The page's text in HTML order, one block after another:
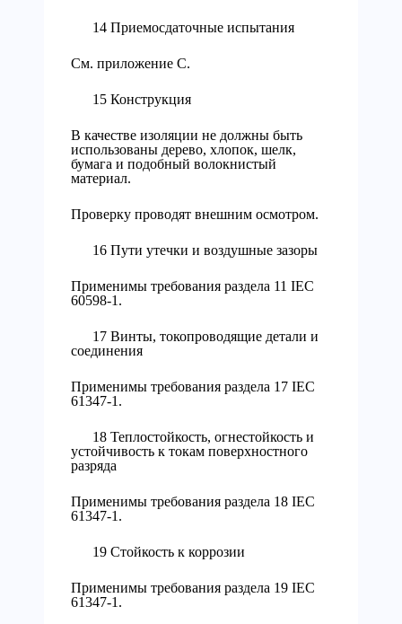
14 Приемосдаточные испытания
См. приложение С.
15 Конструкция
В качестве изоляции не должны быть
использованы дерево, хлопок, шелк,
бумага и подобный волокнистый
материал.
Проверку проводят внешним осмотром.
16 Пути утечки и воздушные зазоры
Применимы требования раздела 11 IEC
60598-1.
17 Винты, токопроводящие детали и
соединения
Применимы требования раздела 17 IEC
61347-1.
18 Теплостойкость, огнестойкость и
устойчивость к токам поверхностного
разряда
Применимы требования раздела 18 IEC
61347-1.
19 Стойкость к коррозии
Применимы требования раздела 19 IEC
61347-1.